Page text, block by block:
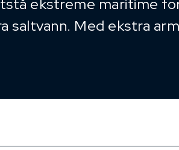
ekstreme maritime
saltvann. Med ekstra